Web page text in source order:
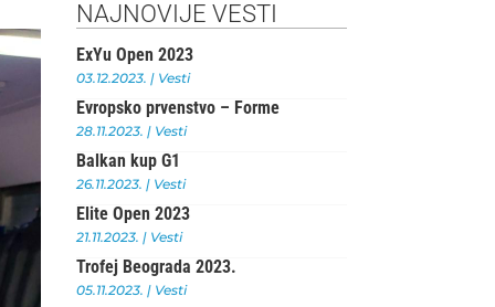
c
e
b
o
o
k
it
te
r
at
A
p
e ai ar
NAJNOVIJE VESTI
ExYu Open 2023
03.12.2023. | Vesti
Evropsko prvenstvo – Forme
28.11.2023. | Vesti
Balkan kup G1
26.11.2023. | Vesti
Elite Open 2023
21.11.2023. | Vesti
Trofej Beograda 2023.
05.11.2023. | Vesti